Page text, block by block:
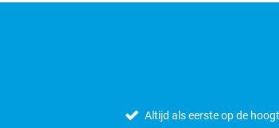
Altijd als eerste op de